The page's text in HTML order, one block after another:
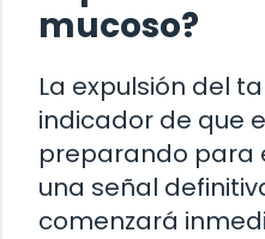
mucoso?
La expulsión del
indicador de que
preparando para
una señal
comenzará